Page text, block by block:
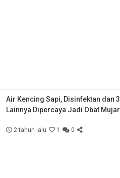
Air Kencing Sapi, Disinfektan dan 3
Lainnya Dipercaya Jadi Obat
2 tahun lalu 1 0